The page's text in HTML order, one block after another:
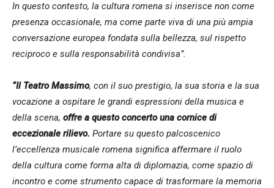
In questo contesto, la cultura romena si inserisce non come
presenza occasionale, ma come parte viva di una più ampia
conversazione europea fondata sulla bellezza, sul rispetto
reciproco e sulla responsabilità condivisa”.
“Il Teatro Massimo, con il suo prestigio, la sua storia e la sua
vocazione a ospitare le grandi espressioni della musica e
della scena, offre a questo concerto una cornice di
eccezionale rilievo. Portare su questo palcoscenico
l’eccellenza musicale romena significa affermare il ruolo
della cultura come forma alta di diplomazia, come spazio di
incontro e come strumento capace di trasformare la memoria